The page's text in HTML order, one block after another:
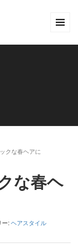
クな春ヘアに
な春ヘ
ー:ヘアスタイル